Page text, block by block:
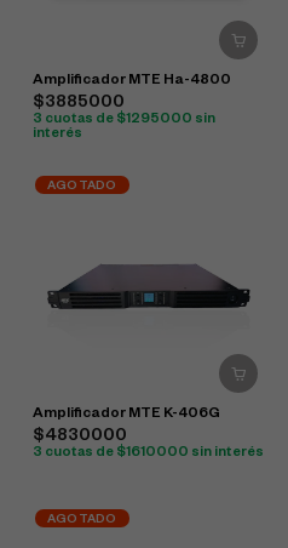
Amplificador MTE Ha-4800
$3885000
3 cuotas de $1295000 sin
interés
AGOTADO
Amplificador MTE K-406G
$4830000
3 cuotas de $1610000 sin interés
AGOTADO